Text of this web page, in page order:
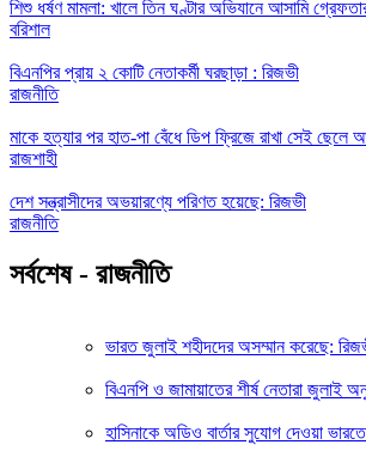
শিশু ধর্ষণ মামলা: খালে তিন ঘণ্টার অভিযানে আসামি
বরিশাল
বিএনপির প্রায় ২ কোটি নেতাকর্মী ঘরছাড়া : রিজভী
রাজনীতি
মাকে হত্যার পর হাত-পা বেঁধে ডিপ ফ্রিজে রাখা সেই ছেলে
রাজশাহী
দেশ সন্ত্রাসীদের অভয়ারণ্যে পরিণত হয়েছে: রিজভী
রাজনীতি
সর্বশেষ - রাজনীতি
ভারত জুলাই শহীদদের অসম্মান করেছে:
বিএনপি ও জামায়াতের শীর্ষ নেতারা জুলাই
হাসিনাকে অডিও বার্তার সুযোগ দেওয়া